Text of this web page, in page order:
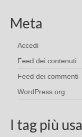
Meta
Accedi
Feed dei contenuti
Feed dei commenti
WordPress.org
I tag più